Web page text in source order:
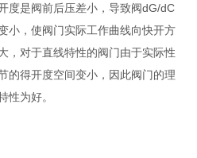
度是阀前后压差小，导致阀dG/dC
小，使阀门实际工作曲线向快开方
，对于直线特性的阀门由于实际性
的得开度空间变小，因此阀门的理
性为好。